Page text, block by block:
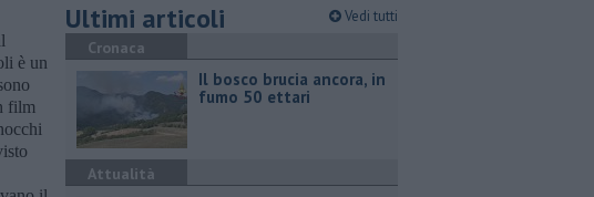
è un
film
Ultimi articoli Vedi tutti
Cronaca
Il bosco brucia ancora, in
fumo 50 ettari
Attualità